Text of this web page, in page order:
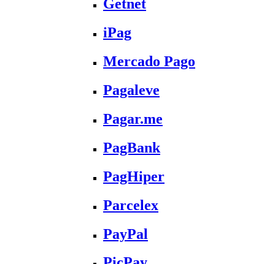
Getnet
iPag
Mercado Pago
Pagaleve
Pagar.me
PagBank
PagHiper
Parcelex
PayPal